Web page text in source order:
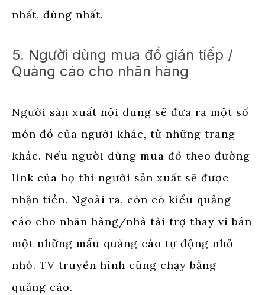
nhất, đúng nhất.
5. Người dùng mua đồ gián tiếp /
Quảng cáo cho nhãn hàng
Người sản xuất nội dung sẽ đưa ra một số
món đồ của người khác, từ những trang
khác. Nếu người dùng mua đồ theo đường
link của họ thì người sản xuất sẽ được
nhận tiền. Ngoài ra, còn có kiểu quảng
cáo cho nhãn hàng/nhà tài trợ thay vì bán
một những mẩu quảng cáo tự động nhỏ
nhỏ. TV truyền hình cũng chạy bằng
quảng cáo.